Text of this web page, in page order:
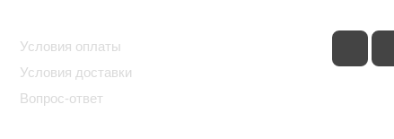
Условия оплаты
Условия доставки
Вопрос-ответ